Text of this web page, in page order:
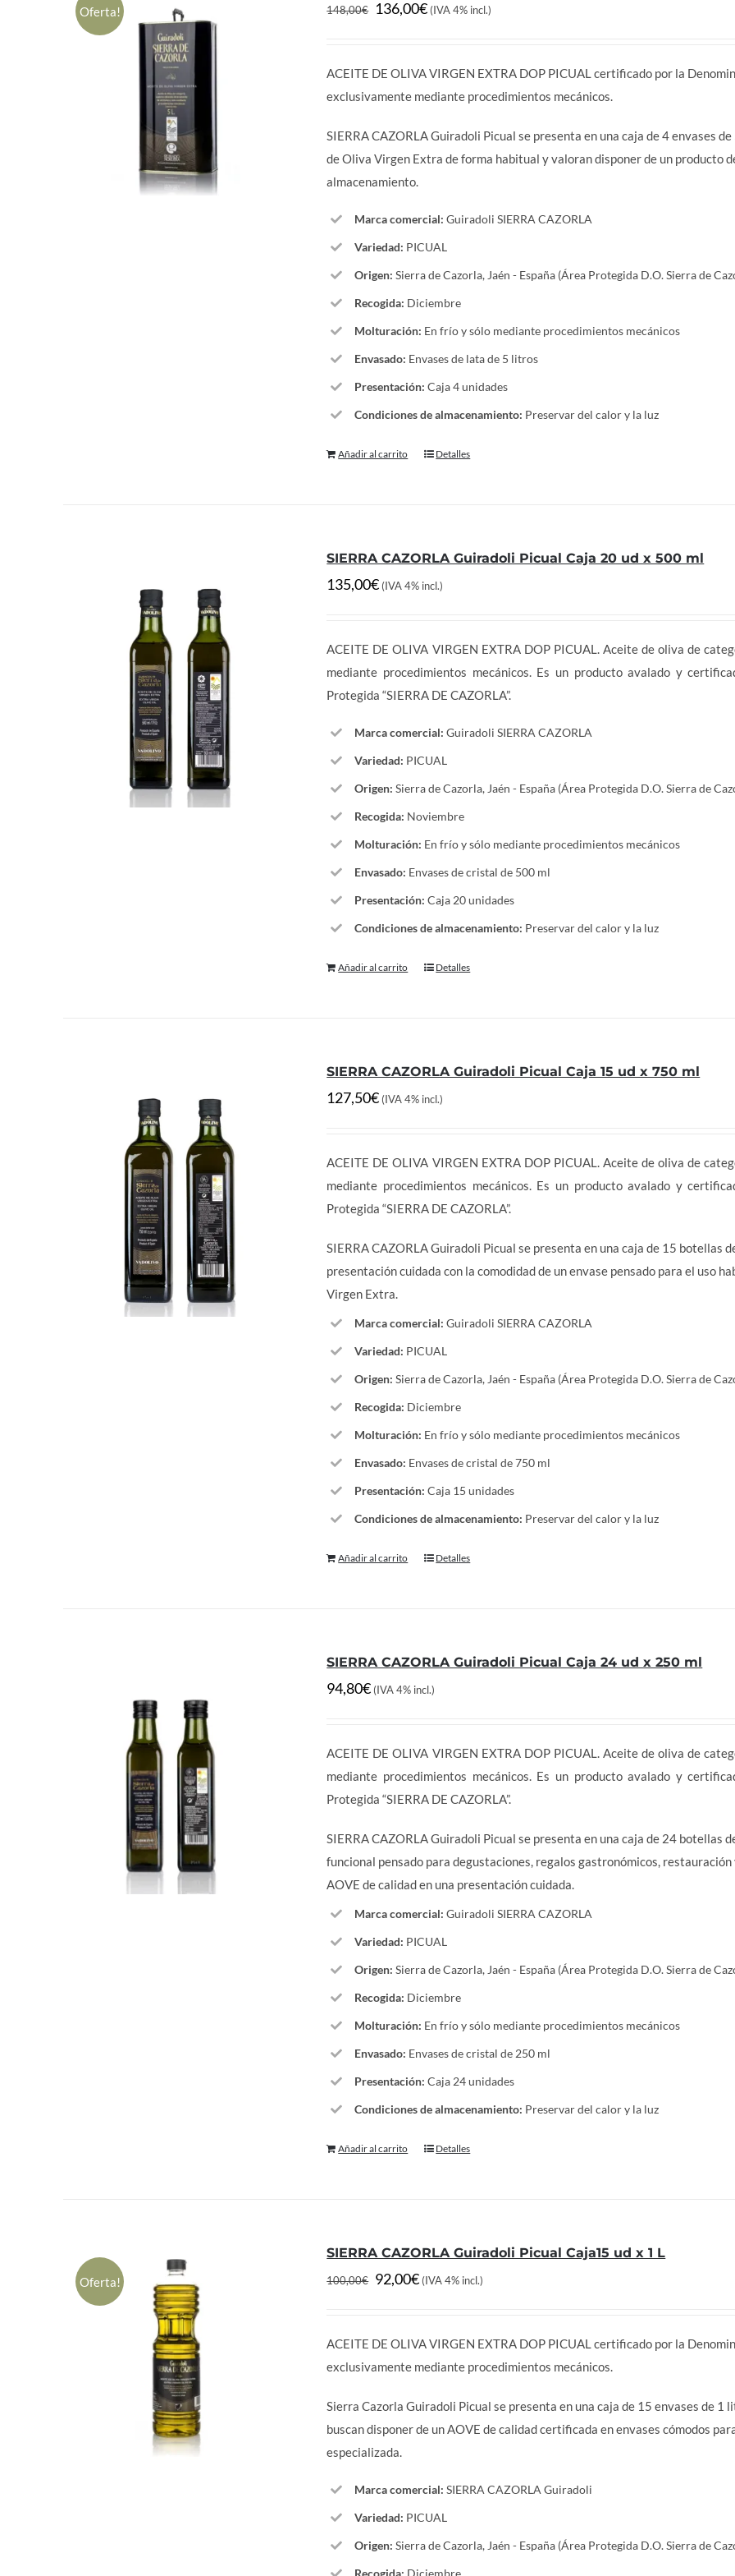
Oferta! 148,00€
El
era:
148,00€.
136,00€El
es:
136,00€.
(IVA 4% incl.)
ACEITE DE OLIVA VIRGEN EXTRA DOP PICUAL certificado por la
exclusivamente mediante procedimientos mecánicos.
SIERRA CAZORLA Guiradoli Picual se presenta en una caja de 4 envases
de Oliva Virgen Extra de forma habitual y valoran disponer de un producto
almacenamiento.
Marca comercial: Guiradoli SIERRA CAZORLA
Variedad: PICUAL
Origen: Sierra de Cazorla, Jaén - España (Área Protegida D.O. Sierra de
Recogida: Diciembre
Molturación: En frío y sólo mediante procedimientos mecánicos
Envasado: Envases de lata de 5 litros
Presentación: Caja 4 unidades
Condiciones de almacenamiento: Preservar del calor y la luz
Añadir al carrito Detalles
SIERRA CAZORLA Guiradoli Picual Caja 20 ud x 500 ml
135,00€ (IVA 4% incl.)
ACEITE DE OLIVA VIRGEN EXTRA DOP PICUAL. Aceite de oliva de
mediante procedimientos mecánicos. Es un producto avalado y
Protegida “SIERRA DE CAZORLA”.
Marca comercial: Guiradoli SIERRA CAZORLA
Variedad: PICUAL
Origen: Sierra de Cazorla, Jaén - España (Área Protegida D.O. Sierra de
Recogida: Noviembre
Molturación: En frío y sólo mediante procedimientos mecánicos
Envasado: Envases de cristal de 500 ml
Presentación: Caja 20 unidades
Condiciones de almacenamiento: Preservar del calor y la luz
Añadir al carrito Detalles
SIERRA CAZORLA Guiradoli Picual Caja 15 ud x 750 ml
127,50€ (IVA 4% incl.)
ACEITE DE OLIVA VIRGEN EXTRA DOP PICUAL. Aceite de oliva de
mediante procedimientos mecánicos. Es un producto avalado y
Protegida “SIERRA DE CAZORLA”.
SIERRA CAZORLA Guiradoli Picual se presenta en una caja de 15 botellas
presentación cuidada con la comodidad de un envase pensado para el uso
Virgen Extra.
Marca comercial: Guiradoli SIERRA CAZORLA
Variedad: PICUAL
Origen: Sierra de Cazorla, Jaén - España (Área Protegida D.O. Sierra de
Recogida: Diciembre
Molturación: En frío y sólo mediante procedimientos mecánicos
Envasado: Envases de cristal de 750 ml
Presentación: Caja 15 unidades
Condiciones de almacenamiento: Preservar del calor y la luz
Añadir al carrito Detalles
SIERRA CAZORLA Guiradoli Picual Caja 24 ud x 250 ml
94,80€ (IVA 4% incl.)
ACEITE DE OLIVA VIRGEN EXTRA DOP PICUAL. Aceite de oliva de
mediante procedimientos mecánicos. Es un producto avalado y
Protegida “SIERRA DE CAZORLA”.
SIERRA CAZORLA Guiradoli Picual se presenta en una caja de 24 botellas
funcional pensado para degustaciones, regalos gastronómicos,
AOVE de calidad en una presentación cuidada.
Marca comercial: Guiradoli SIERRA CAZORLA
Variedad: PICUAL
Origen: Sierra de Cazorla, Jaén - España (Área Protegida D.O. Sierra de
Recogida: Diciembre
Molturación: En frío y sólo mediante procedimientos mecánicos
Envasado: Envases de cristal de 250 ml
Presentación: Caja 24 unidades
Condiciones de almacenamiento: Preservar del calor y la luz
Añadir al carrito Detalles
Oferta!
SIERRA CAZORLA Guiradoli Picual Caja15 ud x 1 L
100,00€ El
era:
100,00€.
92,00€El
es:
92,00€.
(IVA 4% incl.)
ACEITE DE OLIVA VIRGEN EXTRA DOP PICUAL certificado por la
exclusivamente mediante procedimientos mecánicos.
Sierra Cazorla Guiradoli Picual se presenta en una caja de 15 envases de
buscan disponer de un AOVE de calidad certificada en envases cómodos
especializada.
Marca comercial: SIERRA CAZORLA Guiradoli
Variedad: PICUAL
Origen: Sierra de Cazorla, Jaén - España (Área Protegida D.O. Sierra de
Recogida: Diciembre